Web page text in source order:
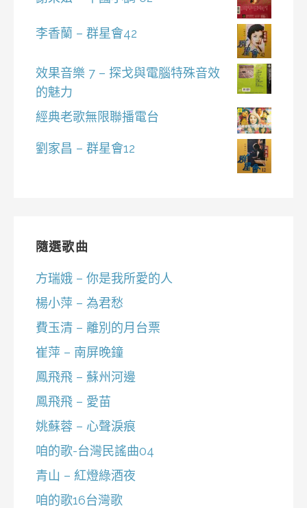
李香蘭 – 群星會42
效果音樂 7 – 探戈與電腦特殊音效
的魅力
經典老歌無限聯播電台
劉家昌 – 群星會12
隨選歌曲
方瑞娥 – 你是我所愛的人
楊小萍 – 為君愁
費玉清 – 離別的月台票
崔萍 – 南屏晚鐘
鳳飛飛 – 蘇州河邊
鳳飛飛 – 愛苗
姚蘇蓉 – 心聲淚痕
咱的歌-台灣民謠曲04
青山 – 紅燈綠酒夜
咱的歌16台灣歌